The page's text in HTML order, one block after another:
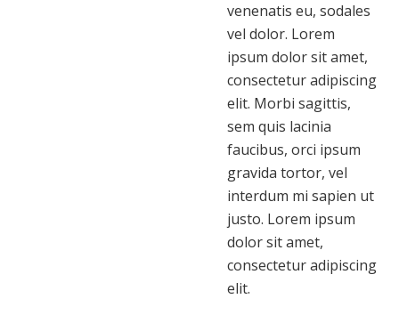
venenatis eu, sodales
vel dolor. Lorem
ipsum dolor sit amet,
consectetur adipiscing
elit. Morbi sagittis,
sem quis lacinia
faucibus, orci ipsum
gravida tortor, vel
interdum mi sapien ut
justo. Lorem ipsum
dolor sit amet,
consectetur adipiscing
elit.